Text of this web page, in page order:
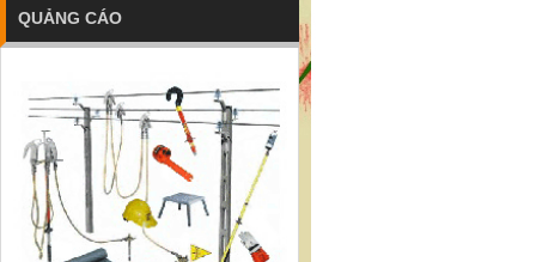
QUẢNG CÁO